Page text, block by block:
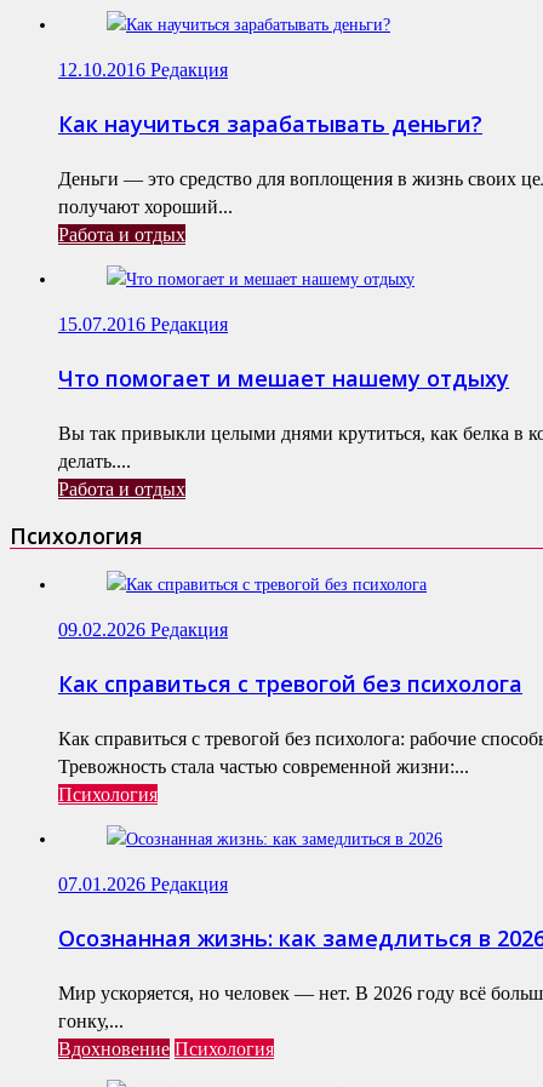
12.10.2016 Редакция
Как научиться зарабатывать деньги?
Деньги — это средство для воплощения в жизнь своих
получают хороший...
Работа и отдых
15.07.2016 Редакция
Что помогает и мешает нашему отдыху
Вы так привыкли целыми днями крутиться, как белка в
делать....
Работа и отдых
Психология
09.02.2026 Редакция
Как справиться с тревогой без психолога
Как справиться с тревогой без психолога: рабочие
Тревожность стала частью современной жизни:...
Психология
07.01.2026 Редакция
Осознанная жизнь: как замедлиться в
Мир ускоряется, но человек — нет. В 2026 году всё
гонку,...
Вдохновение Психология